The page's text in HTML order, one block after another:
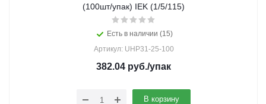
(100шт/упак) IEK (1/5/115)
Есть в наличии (15)
Артикул: UHP31-25-100
382.04 руб./упак
В корзину